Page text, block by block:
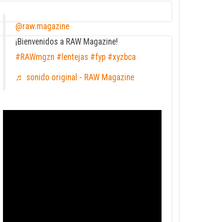
@raw.magazine
¡Bienvenidos a RAW Magazine!
#RAWmgzn #lentejas #fyp #xyzbca
♬ sonido original - RAW Magazine